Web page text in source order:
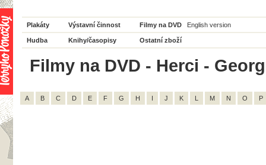
Plakáty Výstavní činnost Filmy na DVD English version
Hudba Knihy/časopisy Ostatní zboží
Filmy na DVD - Herci -
A B C D E F G H I J K L M N O P